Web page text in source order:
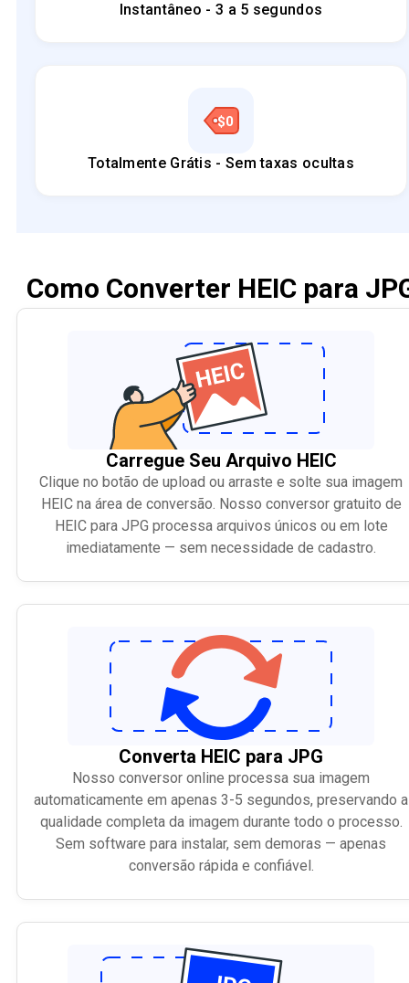
Instantâneo - 3 a 5 segundos
Totalmente Grátis - Sem taxas ocultas
Como Converter HEIC para
Carregue Seu Arquivo HEIC
Clique no botão de upload ou arraste e solte sua imagem
HEIC na área de conversão. Nosso conversor gratuito de
HEIC para JPG processa arquivos únicos ou em lote
imediatamente — sem necessidade de cadastro.
Converta HEIC para JPG
Nosso conversor online processa sua imagem
automaticamente em apenas 3-5 segundos, preservando a
qualidade completa da imagem durante todo o processo.
Sem software para instalar, sem demoras — apenas
conversão rápida e confiável.